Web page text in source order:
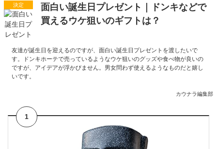
決定
面白い誕生日プレゼント｜ドンキなどで
買えるウケ狙いのギフトは？
友達が誕生日を迎えるのですが、面白い誕生日プレゼントを渡したいで
す。ドンキホーテで売っているようなウケ狙いのグッズや食べ物が良いの
ですが、アイデアが浮かびません。男女問わず使えるようなものだと嬉し
いです。
カウナラ編集部
1